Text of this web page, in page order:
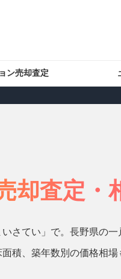
ン売却査定
却査定・
さてい」で。長野県の
積、築年数別の価格相場